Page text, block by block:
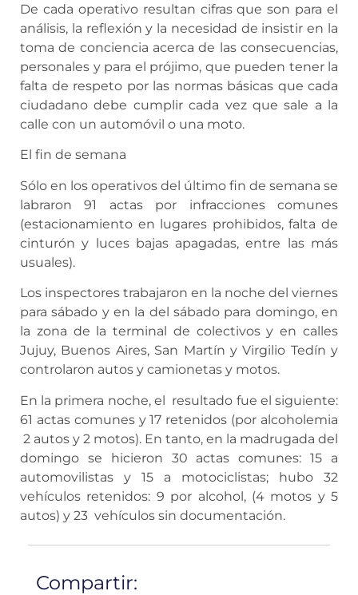
De cada operativo resultan cifras que son para el
análisis, la reflexión y la necesidad de insistir en la
toma de conciencia acerca de las consecuencias,
personales y para el prójimo, que pueden tener la
falta de respeto por las normas básicas que cada
ciudadano debe cumplir cada vez que sale a la
calle con un automóvil o una moto.
El fin de semana
Sólo en los operativos del último fin de semana se
labraron 91 actas por infracciones comunes
(estacionamiento en lugares prohibidos, falta de
cinturón y luces bajas apagadas, entre las más
usuales).
Los inspectores trabajaron en la noche del viernes
para sábado y en la del sábado para domingo, en
la zona de la terminal de colectivos y en calles
Jujuy, Buenos Aires, San Martín y Virgilio Tedín y
controlaron autos y camionetas y motos.
En la primera noche, el resultado fue el siguiente:
61 actas comunes y 17 retenidos (por alcoholemia
2 autos y 2 motos). En tanto, en la madrugada del
domingo se hicieron 30 actas comunes: 15 a
automovilistas y 15 a motociclistas; hubo 32
vehículos retenidos: 9 por alcohol, (4 motos y 5
autos) y 23 vehículos sin documentación.
Compartir: